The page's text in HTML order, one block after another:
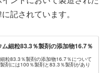
記されています。
細粒83.3％製剤の添加物16.7％
粒83.3％製剤の添加物16.7％について
剤には100％製剤と83.3％製剤があり